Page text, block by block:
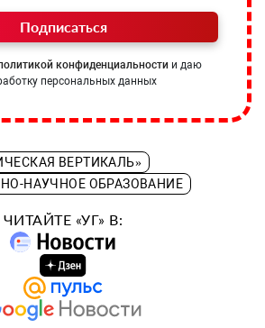
Подписаться
конфиденциальности и даю
персональных данных
ВЕРТИКАЛЬ»
НАУЧНОЕ ОБРАЗОВАНИЕ
ЧИТАЙТЕ «УГ» В: